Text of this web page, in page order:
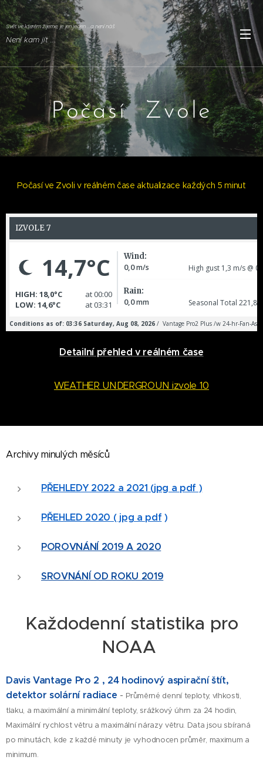
Svět ve kterém žijeme, je jen jeden ...a není náš
Není kam jít ...
Počasí Zvole
Počasí ve Zvoli v reálném čase aktualizace každých 5 minut
Detailní přehled v reálném čase
WEATHER UNDERGROUN izvole 10
Archivy minulých měsíců
PŘEHLEDY 2022 a 2021 (jpg a pdf )
PŘEHLED 2020 ( jpg a pdf)
POROVNÁNÍ 2019 A 2020
SROVNÁNÍ OD ROKU 2019
Každodenní statistika pro
NOAA
Davis Vantage Pro 2 , 24 hodinový aspirační štít,
detektor solární radiace - Průměrné denní teploty, vlhkosti,
tlaku, a maximální a minimální teploty, srážkový úhrn za 24 hodin,
Maximální rychlost větru a maximální nárazy větru. Data jsou sbíraná
po minutách, kde z každé minuty je vyhodnocen průměr, maximum a
minimum.